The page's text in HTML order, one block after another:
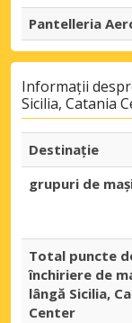
Pantelleria
Informații
Sicilia, Catania
Destinaţie
grupuri de
Total puncte
închiriere de
lângă Sicilia,
Center